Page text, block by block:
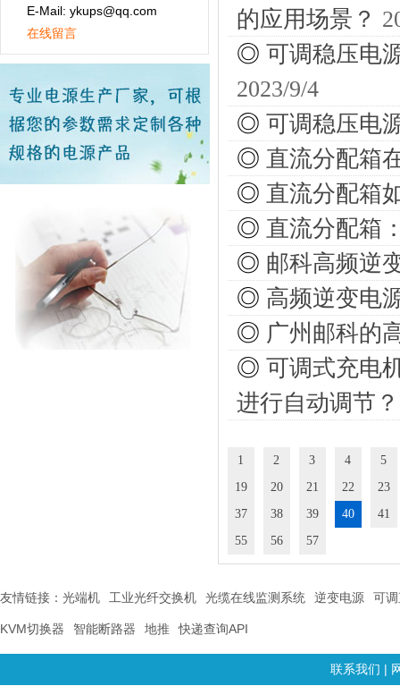
E-Mail: ykups@qq.com
在线留言
的应用场景？
◎ 可调稳压电
2023/9/4
◎ 可调稳压电
◎ 直流分配箱
◎ 直流分配箱
◎ 直流分配箱
◎ 邮科高频逆
◎ 高频逆变电
◎ 广州邮科的
◎ 可调式充电
进行自动调节？
1 2 3 4
5
19
20 21 22
23
37
38 39 40
41
55
56 57
友情链接： 光端机 工业光纤交换机 光缆在线监测系统 逆变电源 可
KVM切换器 智能断路器 地推 快递查询API
联系我们 |